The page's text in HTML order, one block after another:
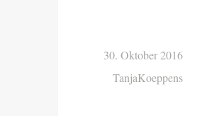
30. Oktober 2016
TanjaKoeppens